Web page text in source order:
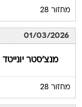
מחזור 28
01/03/2026
מנצ'סטר יונייטד
מחזור 28